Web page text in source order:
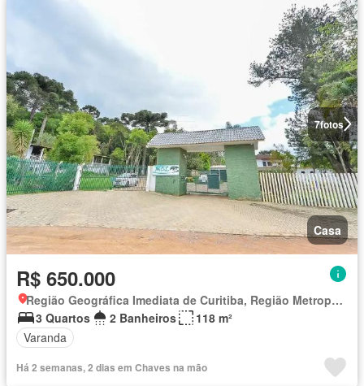
7fotos
Casa
R$ 650.000
Região Geográfica Imediata de Curitiba, Região Metropolitana de Curitiba
3 Quartos
2 Banheiros
118 m²
Varanda
Há 2 semanas, 2 dias em Chaves na mão